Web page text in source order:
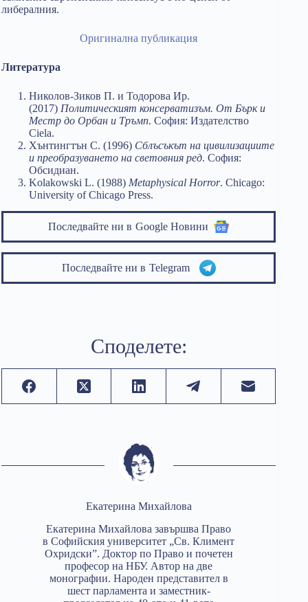
либералния.
Оригинална публикация
Литература
Николов-Зиков П. и Тодорова Ир.
(2017) Политическият консерватизъм. От Бърк и
Местр до Орбан и Тръмп. София: Издателство
Ciela.
Хънтингтън С. (1996) Сблъсъкът на цивилизациите
и преобразуването на световния ред. София:
Обсидиан.
Kolakowski L. (1988) Metaphysical Horror. Chicago:
University of Chicago Press.
Последвайте ни в Google Новини
Последвайте ни в Telegram
Споделете:
Екатерина Михайлова
Екатерина Михайлова завършва Право
в Софийския университет „Св. Климент
Охридски”. Доктор по Право и почетен
професор на НБУ. Автор на две
монографии. Народен представител в
шест парламента и заместник-